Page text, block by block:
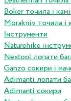
Boker точила і
Morakniv точила і
Інструменти
Naturehike
Nextool лопати
Ganzo сокири і
Adimanti лопати
Adimanti сокири